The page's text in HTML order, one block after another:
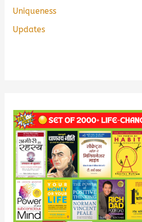
Uniqueness
Updates